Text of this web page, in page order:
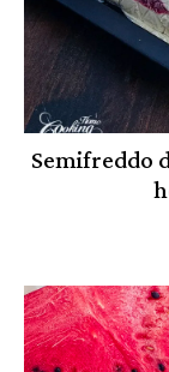
Semifreddo